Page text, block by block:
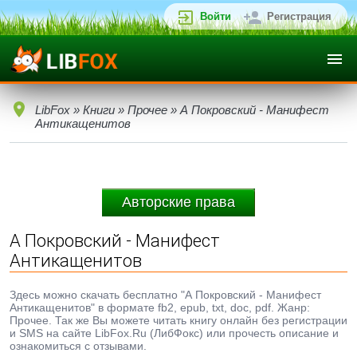
Войти Регистрация
LibFox » Книги » Прочее » А Покровский - Манифест
Антикащенитов
Авторские права
А Покровский - Манифест
Антикащенитов
Здесь можно скачать бесплатно "А Покровский - Манифест
Антикащенитов" в формате fb2, epub, txt, doc, pdf. Жанр:
Прочее. Так же Вы можете читать книгу онлайн без регистрации
и SMS на сайте LibFox.Ru (ЛибФокс) или прочесть описание и
ознакомиться с отзывами.